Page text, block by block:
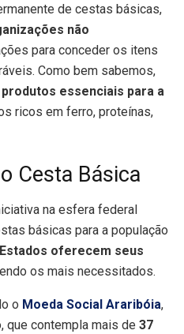
de cestas básicas,
não
para conceder os itens
Como bem sabemos,
essenciais para a
ricos em ferro, proteínas,
Cesta Básica
na esfera federal
básicas para a população
Estados oferecem seus
os mais necessitados.
o Moeda Social Araribóia,
que contempla mais de 37